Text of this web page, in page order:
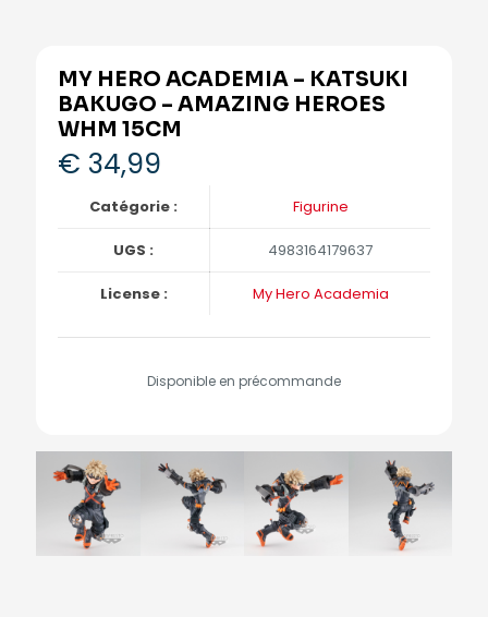
MY HERO ACADEMIA – KATSUKI
BAKUGO – AMAZING HEROES
WHM 15CM
€ 34,99
Catégorie : Figurine
UGS : 4983164179637
License : My Hero Academia
Disponible en précommande